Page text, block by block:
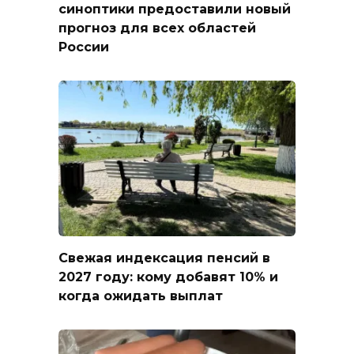
синоптики предоставили новый
прогноз для всех областей
России
Свежая индексация пенсий в
2027 году: кому добавят 10% и
когда ожидать выплат